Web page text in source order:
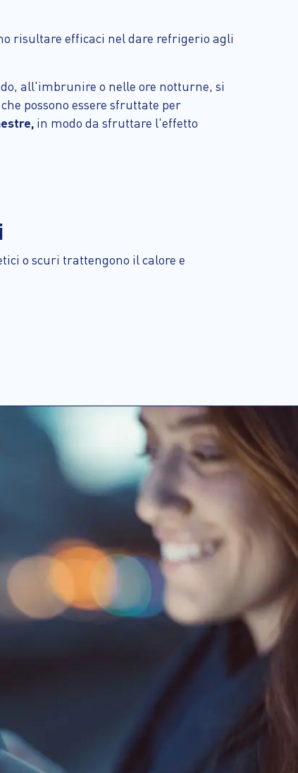
risultare efficaci nel dare refrigerio agli
all'imbrunire o nelle ore notturne, si
che possono essere sfruttate per
in modo da sfruttare l'effetto
o scuri trattengono il calore e